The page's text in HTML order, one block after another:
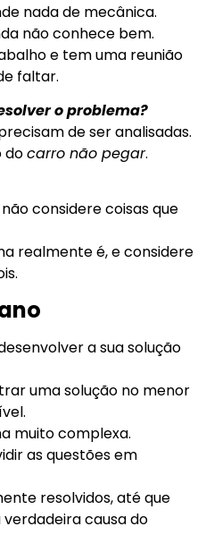
nada de mecânica.
não conhece bem.
e tem uma reunião
faltar.
o problema?
de ser analisadas.
docarro não pegar.
considere coisas que
realmente é, e considere
a sua solução
uma solução no menor
muito complexa.
as questões em
resolvidos, até que
causa do